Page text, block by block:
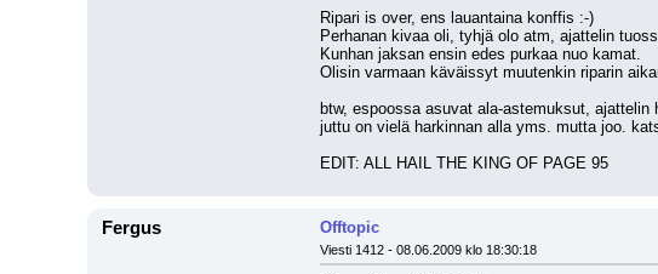
Ripari is over, ens lauantaina konffis :-)
Perhanan kivaa oli, tyhjä olo atm, ajattelin
Kunhan jaksan ensin edes purkaa nuo kamat.
Olisin varmaan käväissyt muutenkin riparin
btw, espoossa asuvat ala-astemuksut,
juttu on vielä harkinnan alla yms. mutta joo.
EDIT: ALL HAIL THE KING OF PAGE 95
Fergus Offtopic
Viesti 1412 - 08.06.2009 klo 18:30:18